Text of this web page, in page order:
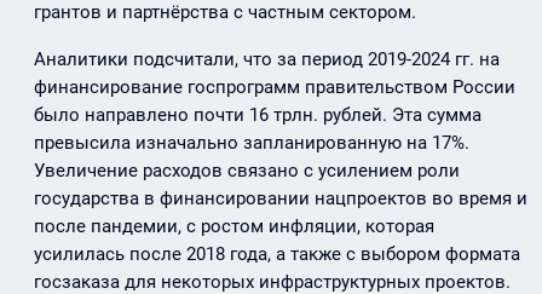
грантов и партнёрства с частным сектором.
Аналитики подсчитали, что за период 2019-2024 гг. на
финансирование госпрограмм правительством России
было направлено почти 16 трлн. рублей. Эта сумма
превысила изначально запланированную на 17%.
Увеличение расходов связано с усилением роли
государства в финансировании нацпроектов во время и
после пандемии, с ростом инфляции, которая
усилилась после 2018 года, а также с выбором формата
госзаказа для некоторых инфраструктурных проектов.